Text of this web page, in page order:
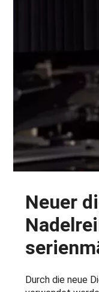
Neuer
Durch die neue